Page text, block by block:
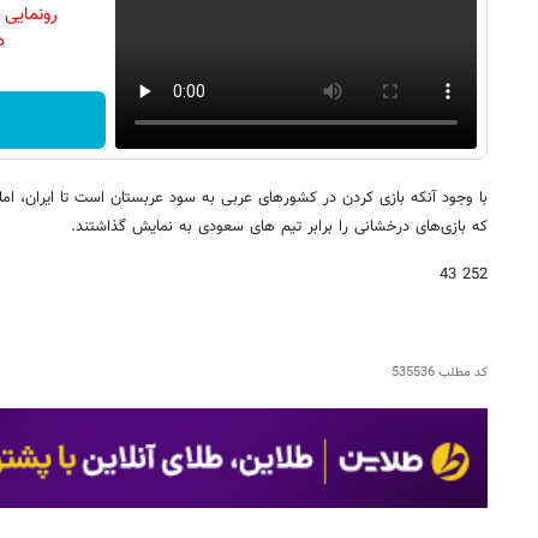
با وجود آنکه بازی کردن در کشورهای عربی به سود عربستان است تا ایران،
که بازی‌های درخشانی را برابر تیم های سعودی به نمایش گذاشتند.
252 43
کد مطلب535536